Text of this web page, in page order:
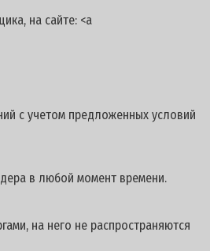
на сайте: <a
с учетом предложенных условий
в любой момент времени.
на него не распространяются